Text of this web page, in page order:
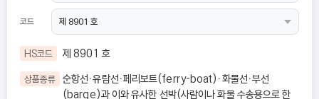
코드
HS코드 제 8901 호
상품종류 순항선ㆍ유람선ㆍ페리보트(ferry-boat)ㆍ화물선ㆍ부선
(barge)과 이와 유사한 선박(사람이나 화물 수송용으로 한